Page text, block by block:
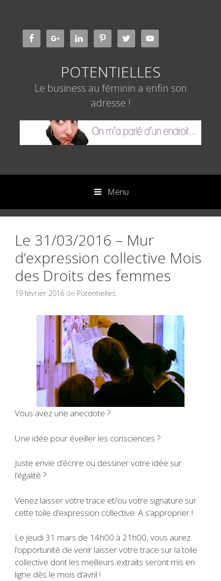
contenu
POTENTIELLES
Le business au féminin a enfin son
adresse !
Menu
Le 31/03/2016 – Mur
d’expression collective Mois
des Droits des femmes
19 février 2016 de Potentielles
Vous avez une anecdote ?
Une idée pour éveiller les consciences ?
Juste envie d’écrire ou dessiner votre idée sur
l’égalité ?
Venez laisser votre trace et/ou votre signature sur
cette toile d’expression collective. A s’approprier !
Le jeudi 31 mars de 14h00 à 21h00, vous aurez
l’opportunité de venir laisser votre trace sur la toile
collective dont les meilleurs extraits seront mis en
ligne dès le mois d’avril !